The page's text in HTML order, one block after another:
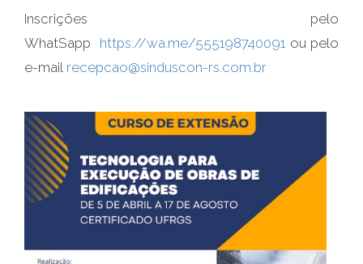
Inscrições pelo
WhatSapp https://wa.me/555198740091 ou pelo
e-mail recepcao@sinduscon-rs.com.br